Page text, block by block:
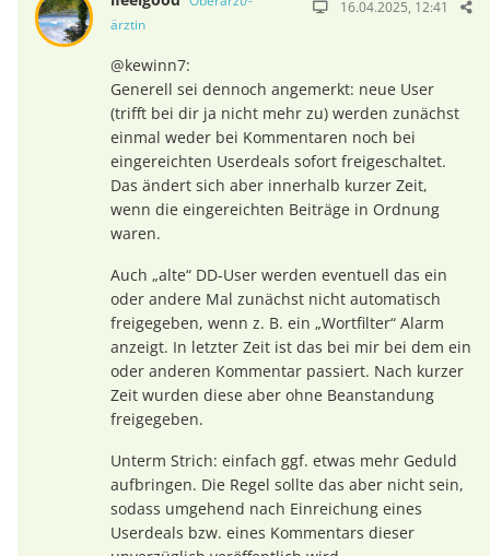
ärztin
16.04.2025, 12:41
@kewinn7:
Generell sei dennoch angemerkt: neue User
(trifft bei dir ja nicht mehr zu) werden zunächst
einmal weder bei Kommentaren noch bei
eingereichten Userdeals sofort freigeschaltet.
Das ändert sich aber innerhalb kurzer Zeit,
wenn die eingereichten Beiträge in Ordnung
waren.
Auch „alte“ DD-User werden eventuell das ein
oder andere Mal zunächst nicht automatisch
freigegeben, wenn z. B. ein „Wortfilter“ Alarm
anzeigt. In letzter Zeit ist das bei mir bei dem ein
oder anderen Kommentar passiert. Nach kurzer
Zeit wurden diese aber ohne Beanstandung
freigegeben.
Unterm Strich: einfach ggf. etwas mehr Geduld
aufbringen. Die Regel sollte das aber nicht sein,
sodass umgehend nach Einreichung eines
Userdeals bzw. eines Kommentars dieser